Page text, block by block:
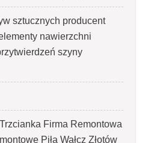
sztucznych producent
nawierzchni
szyny
Firma Remontowa
Piła Wałcz Złotów